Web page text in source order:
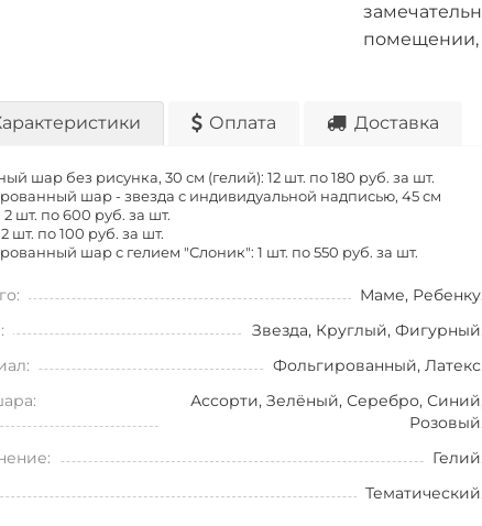
помещении,
Оплата Доставка
шар без рисунка, 30 см (гелий): 12 шт. по 180 руб. за шт.
шар - звезда с индивидуальной надписью, 45 см
2 шт. по 600 руб. за шт.
шт. по 100 руб. за шт.
шар с гелием "Слоник": 1 шт. по 550 руб. за шт.
Маме, Ребенку.
Звезда, Круглый, Фигурный.
Фольгированный, Латекс.
Ассорти, Зелёный, Серебро,
Розовый.
Гелий.
Тематический.